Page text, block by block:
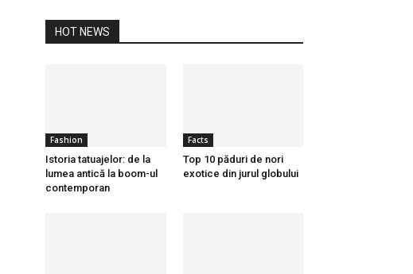
HOT NEWS
Fashion
Istoria tatuajelor: de la
lumea antică la boom-ul
contemporan
Facts
Top 10 păduri de nori
exotice din jurul globului